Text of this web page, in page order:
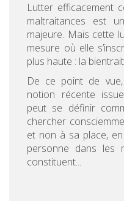
Lutter efficacement
maltraitances est
majeure. Mais cette
mesure où elle
plus haute : la
De ce point de
notion récente
peut se définir
chercher
et non à sa place,
personne dans les
constituent...